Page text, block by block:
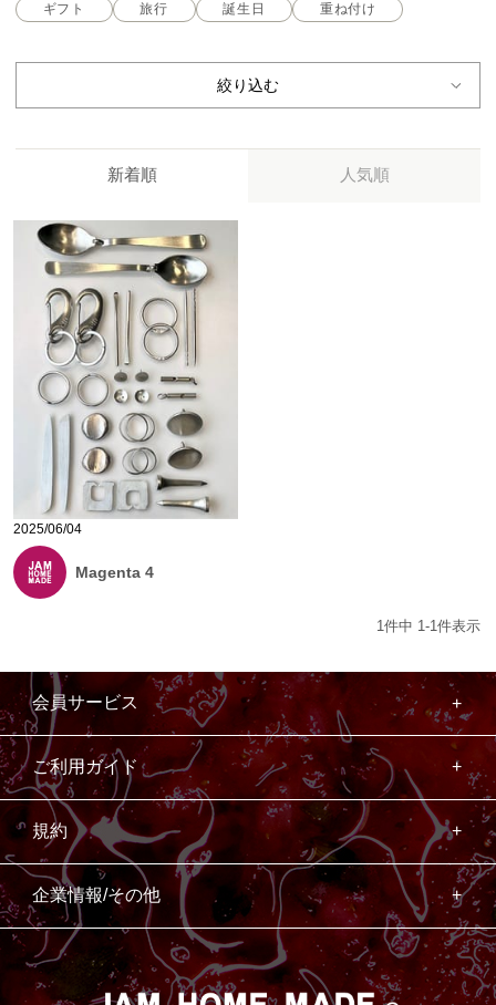
ギフト
旅行 誕生日 重ね付け
絞り込む
新着順 人気順
2025/06/04
Magenta 4
1件中 1-1件表示
会員サービス
ご利用ガイド
規約
企業情報/その他